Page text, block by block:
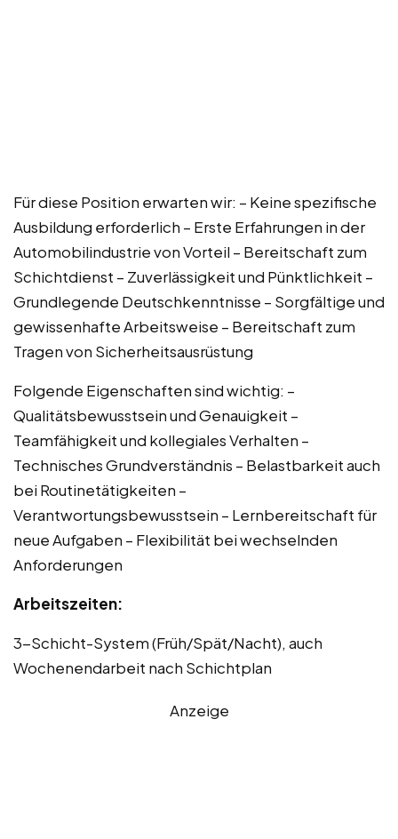
Für diese Position erwarten wir: – Keine spezifische
Ausbildung erforderlich – Erste Erfahrungen in der
Automobilindustrie von Vorteil – Bereitschaft zum
Schichtdienst – Zuverlässigkeit und Pünktlichkeit –
Grundlegende Deutschkenntnisse – Sorgfältige und
gewissenhafte Arbeitsweise – Bereitschaft zum
Tragen von Sicherheitsausrüstung
Folgende Eigenschaften sind wichtig: –
Qualitätsbewusstsein und Genauigkeit –
Teamfähigkeit und kollegiales Verhalten –
Technisches Grundverständnis – Belastbarkeit auch
bei Routinetätigkeiten –
Verantwortungsbewusstsein – Lernbereitschaft für
neue Aufgaben – Flexibilität bei wechselnden
Anforderungen
Arbeitszeiten:
3-Schicht-System (Früh/Spät/Nacht), auch
Wochenendarbeit nach Schichtplan
Anzeige